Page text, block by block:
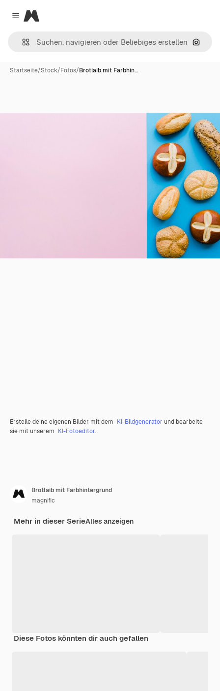
Close menu
Magnific
Nach
Startseite/Stock/Fotos/Brotlaib mit Farbhin…
Erstelle deine eigenen Bilder mit dem KI-Bildgenerator und bearbeite
sie mit unserem KI-Fotoeditor.
Brotlaib mit Farbhintergrund
magnific
Mehr in dieser SerieAlles anzeigen
Diese Fotos könnten dir auch gefallen